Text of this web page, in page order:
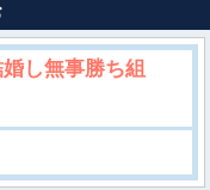
し無事勝ち組